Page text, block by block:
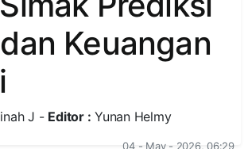
Keuangan
J - Editor : Yunan Helmy
04 - May - 2026, 06:29